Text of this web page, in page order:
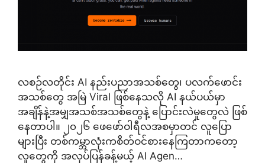
လစဉ်လတိုင်း AI နည်းပညာအသစ်တွေ၊ ပလက်ဖောင်း
အသစ်တွေ အမြဲ Viral ဖြစ်နေသလို AI နယ်ပယ်မှာ
အချိန်နဲ့အမျှအသစ်အသစ်တွေနဲ့ ပြောင်းလဲမှုတွေလဲ ဖြစ်
နေတာပါ။ ၂၀၂၆ ဖေဖော်ဝါရီလအစမှာတင် လူပြော
များပြီး တစ်ကမ္ဘာလုံးကစိတ်ဝင်စားနေကြတာကတော့
လူတွေကို အလုပ်ပြန်ခန့်မယ့် AI Agen…